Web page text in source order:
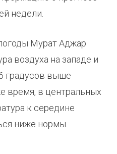
недели.
Мурат Аджар
воздуха на западе и
градусов выше
время, в центральных
к середине
ниже нормы.